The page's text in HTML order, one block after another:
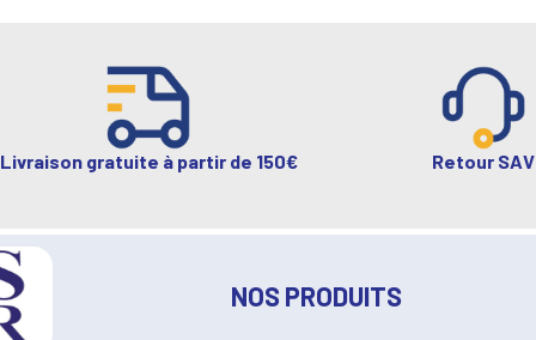
Livraison gratuite à partir de 150€ Retour SAV
NOS PRODUITS